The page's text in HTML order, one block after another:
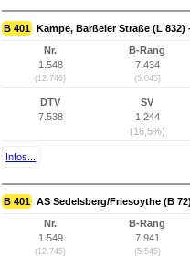
B 401 Kampe, Barßeler Straße (L
Nr.
1.548
(12.746)
B-Rang
7.434
(5.045)
DTV
7.538
SV
1.244
(16,5%)
Infos...
B 401 AS Sedelsberg/Friesoythe (B
Nr.
1.549
(12.745)
B-Rang
7.941
(5.545)